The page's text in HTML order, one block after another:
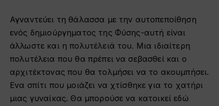
Αγναντεύει τη θάλασσα με την αυτοπεποίθηση
ενός δημιούργηματος της Φύσης-αυτή είναι
άλλωστε και η πολυτέλειά του. Μια ιδιαίτερη
πολυτέλεια που θα πρέπει να σεβασθεί και ο
αρχιτέκτονας που θα τολμήσει να το ακουμπήσει.
Eνα σπίτι που μοιάζει να χτίσθηκε για το χατήρι
μιας γυναίκας. Θα μπορούσε να κατοικεί εδώ